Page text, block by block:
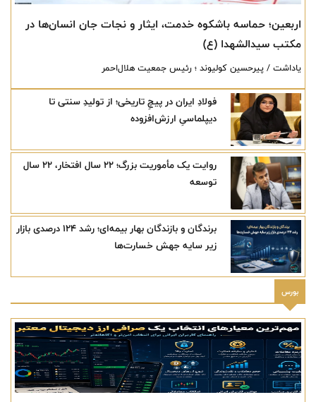
اربعین؛ حماسه باشکوه خدمت، ایثار و نجات جان انسان‌ها در
مکتب سیدالشهدا (ع)
یاداشت / پیرحسین کولیوند ؛ رئیس جمعیت هلال‌احمر
فولادِ ایران در پیچِ تاریخی؛ از تولیدِ سنتی تا
دیپلماسیِ ارزش‌افزوده
روایت یک مأموریت بزرگ؛ ۲۲ سال افتخار، ۲۲ سال
توسعه
برندگان و بازندگان بهار بیمه‌ای؛ رشد ۱۲۴ درصدی بازار
زیر سایه جهش خسارت‌ها
بورس